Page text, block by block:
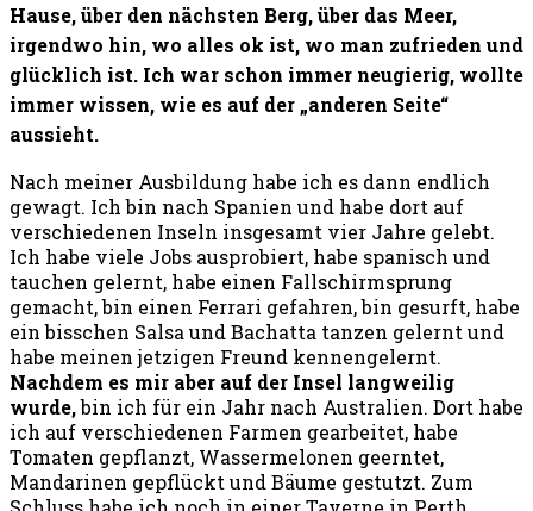
Hause, über den nächsten Berg, über das Meer,
irgendwo hin, wo alles ok ist, wo man zufrieden und
glücklich ist. Ich war schon immer neugierig, wollte
immer wissen, wie es auf der „anderen Seite“
aussieht.
Nach meiner Ausbildung habe ich es dann endlich
gewagt. Ich bin nach Spanien und habe dort auf
verschiedenen Inseln insgesamt vier Jahre gelebt.
Ich habe viele Jobs ausprobiert, habe spanisch und
tauchen gelernt, habe einen Fallschirmsprung
gemacht, bin einen Ferrari gefahren, bin gesurft, habe
ein bisschen Salsa und Bachatta tanzen gelernt und
habe meinen jetzigen Freund kennengelernt.
Nachdem es mir aber auf der Insel langweilig
wurde,bin ich für ein Jahr nach Australien. Dort habe
ich auf verschiedenen Farmen gearbeitet, habe
Tomaten gepflanzt, Wassermelonen geerntet,
Mandarinen gepflückt und Bäume gestutzt. Zum